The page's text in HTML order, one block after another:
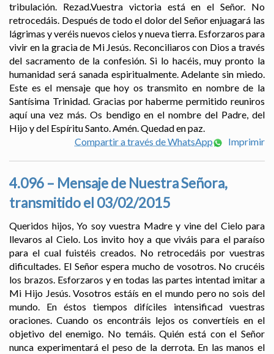
tribulación. Rezad.Vuestra victoria está en el Señor. No
retrocedáis. Después de todo el dolor del Señor enjuagará las
lágrimas y veréis nuevos cielos y nueva tierra. Esforzaros para
vivir en la gracia de Mi Jesús. Reconciliaros con Dios a través
del sacramento de la confesión. Si lo hacéis, muy pronto la
humanidad será sanada espiritualmente. Adelante sin miedo.
Este es el mensaje que hoy os transmito en nombre de la
Santísima Trinidad. Gracias por haberme permitido reuniros
aquí una vez más. Os bendigo en el nombre del Padre, del
Hijo y del Espíritu Santo. Amén. Quedad en paz.
Compartir a través de WhatsApp
Imprimir
4.096 – Mensaje de Nuestra Señora,
transmitido el 03/02/2015
Queridos hijos, Yo soy vuestra Madre y vine del Cielo para
llevaros al Cielo. Los invito hoy a que viváis para el paraíso
para el cual fuistéis creados. No retrocedáis por vuestras
dificultades. El Señor espera mucho de vosotros. No crucéis
los brazos. Esforzaros y en todas las partes intentad imitar a
Mi Hijo Jesús. Vosotros estáís en el mundo pero no sois del
mundo. En éstos tiempos difíciles intensificad vuestras
oraciones. Cuando os encontráis lejos os convertíeis en el
objetivo del enemigo. No temáis. Quién está con el Señor
nunca experimentará el peso de la derrota. En las manos el